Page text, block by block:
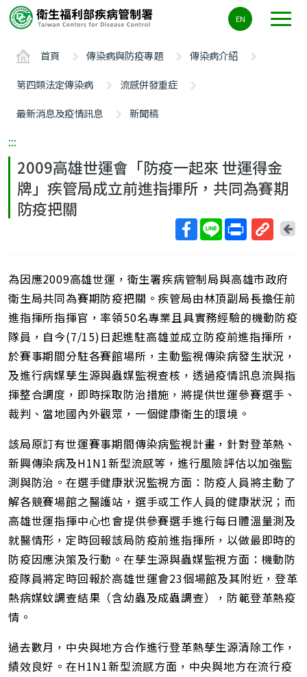
要
ALT+C
EN
首頁 傳染病與防疫專題
傳染病介紹
第四類法定傳染病
流感併發重症
最新消息及疫情訊息
新聞稿
:::
2009高雄世運會「防疫一起來 世運得金
牌」疾管局成立前進指揮所，共同為賽期
防疫把關
短
網
址
回
為因應2009高雄世運，衛生署疾病管制局與高雄市政府
衛生局共同為賽期防疫把關。疾管局由林頂副局長擔任前
進指揮所指揮官，率領50名專業且具實務經驗的機動防疫
隊員，自今(7/15)日起進駐高雄並成立防疫前進指揮所，
於賽事期間分駐各賽館場所，主動監視傳染病發生狀況，
及進行病媒孳生源與蟲媒監視查核，透過疫情訊息流與指
揮整合調度，即時採取防治措施，將提供世運參賽選手、
裁判、當地國內外觀眾，一個健康衛生的環境。
該局原訂有世運賽事期間傳染病監視計畫，針對登革熱、
新興傳染病及H1N1新型流感等，進行風險評估以加強監
測與防治。在選手健康狀況監視方面：防疫人員將主動了
解各競賽場館之醫護站，選手或工作人員的健康狀況；而
高雄世運指揮中心也會提供參賽選手進行每日體溫量測及
就醫情形，定時回報該局防疫前進指揮所，以做最即時的
防疫因應決策及行動。在孳生源與蟲媒監視方面：機動防
疫隊員將定時回報於高雄世運會23個場館及其附近，登革
熱病媒蚊調查結果（含幼蟲及成蟲調查），防範登革熱疫
情。
過去數月，中央與地方合作進行登革熱孳生源清除工作，
績效良好。在H1N1新型流感方面，中央與地方在流行疫